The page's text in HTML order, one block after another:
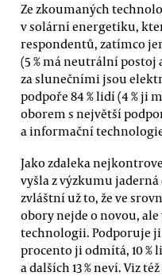
Ze zkoumaných
v solární energetiku,
respondentů, zatímco
(5 % má neutrální postoj
za slunečními jsou
podpoře 84 % lidí (4 % ji
oborem s největší
a informační technologie
Jako zdaleka
vyšla z výzkumu
zvláštní už to, že ve
obory nejde o novou,
technologii. Podporuje ji
procento ji odmítá, 10
a dalších 13 % neví. Viz